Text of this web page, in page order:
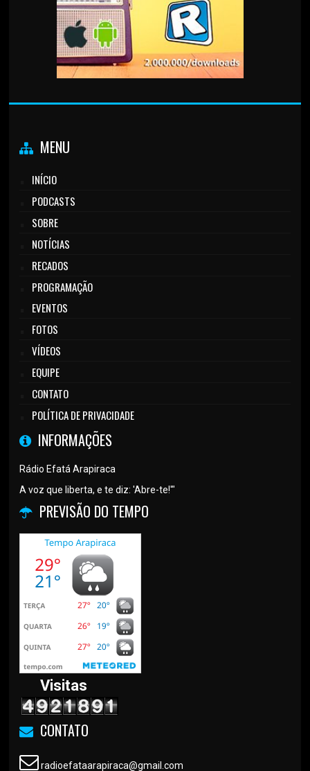
MENU
INÍCIO
PODCASTS
SOBRE
NOTÍCIAS
RECADOS
PROGRAMAÇÃO
EVENTOS
FOTOS
VÍDEOS
EQUIPE
CONTATO
POLÍTICA DE PRIVACIDADE
INFORMAÇÕES
Rádio Efatá Arapiraca
A voz que liberta, e te diz: 'Abre-te!'"
PREVISÃO DO TEMPO
Visitas
CONTATO
radioefataarapiraca@gmail.com